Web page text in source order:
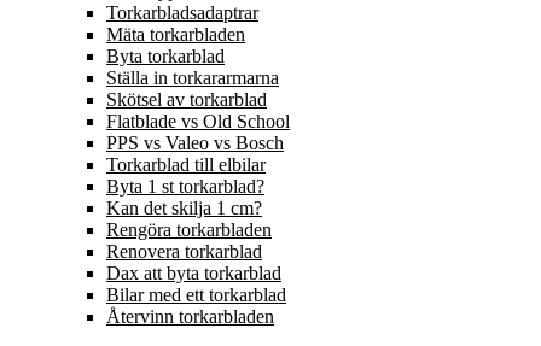
Torkarbladsadaptrar
Mäta torkarbladen
Byta torkarblad
Ställa in torkararmarna
Skötsel av torkarblad
Flatblade vs Old School
PPS vs Valeo vs Bosch
Torkarblad till elbilar
Byta 1 st torkarblad?
Kan det skilja 1 cm?
Rengöra torkarbladen
Renovera torkarblad
Dax att byta torkarblad
Bilar med ett torkarblad
Återvinn torkarbladen